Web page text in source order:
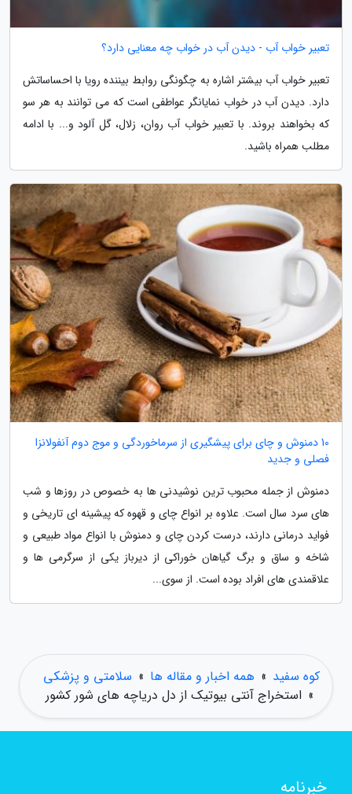
تعبیر خواب آب - دیدن آب در خواب چه معنایی دارد؟
تعبیر خواب آب بیشتر اشاره به چگونگی روابط بیننده رویا با احساساتش
دارد. دیدن آب در خواب نمایانگر عواطفی است که می توانند به هر سو
که بخواهند بروند. با تعبیر خواب آب روان، زلال، گل آلود و... با ادامه
مطلب همراه باشید.
10 دمنوش و چای برای پیشگیری از سرماخوردگی و موج دوم آنفولانزا
فصلی و جدید
دمنوش از جمله محبوب ترین نوشیدنی ها به خصوص در روزها و شب
های سرد سال است. علاوه بر انواع چای و قهوه که پیشینه ای تاریخی و
فواید درمانی دارند، درست کردن چای و دمنوش با انواع مواد طبیعی و
شاخه و ساق و برگ گیاهان خوراکی از دیرباز یکی از سرگرمی ها و
علاقمندی های افراد بوده است. از سوی...
کوه سفید » همه اخبار و مقاله ها » سلامتی و پزشکی
» استخراج آنتی بیوتیک از دل دریاچه های شور کشور
خبرنامه